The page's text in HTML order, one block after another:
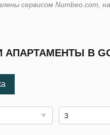
сервисом Numbeo.com,
В
3